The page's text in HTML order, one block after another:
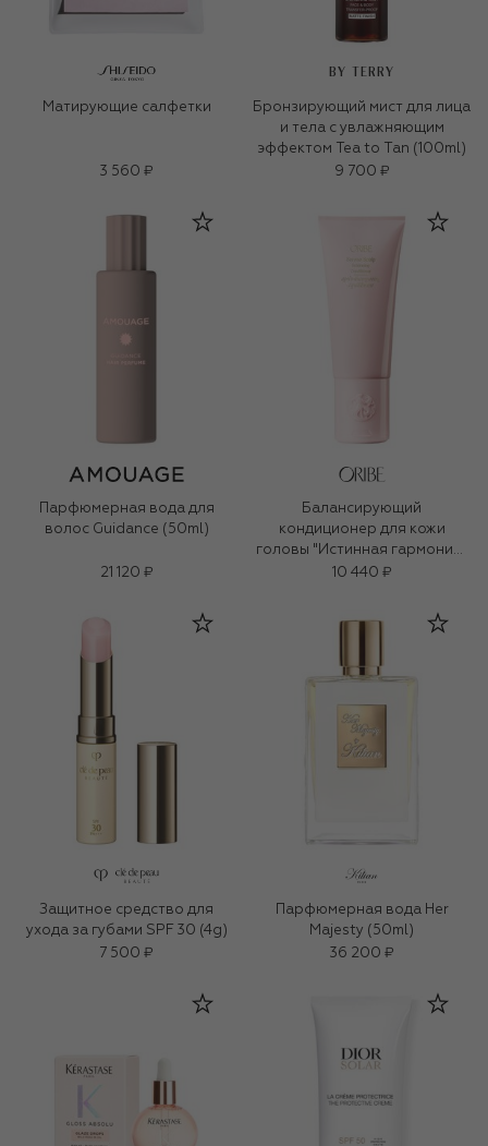
Матирующие салфетки
3 560 ₽
BY TERRY
Бронзирующий мист для лица
и тела с увлажняющим
эффектом Tea to Tan (100ml)
9 700 ₽
Парфюмерная вода для
волос Guidance (50ml)
21 120 ₽
Балансирующий
кондиционер для кожи
головы "Истинная гармония"
(200ml)
10 440 ₽
Защитное средство для
ухода за губами SPF 30 (4g)
7 500 ₽
Парфюмерная вода Her
Majesty (50ml)
36 200 ₽